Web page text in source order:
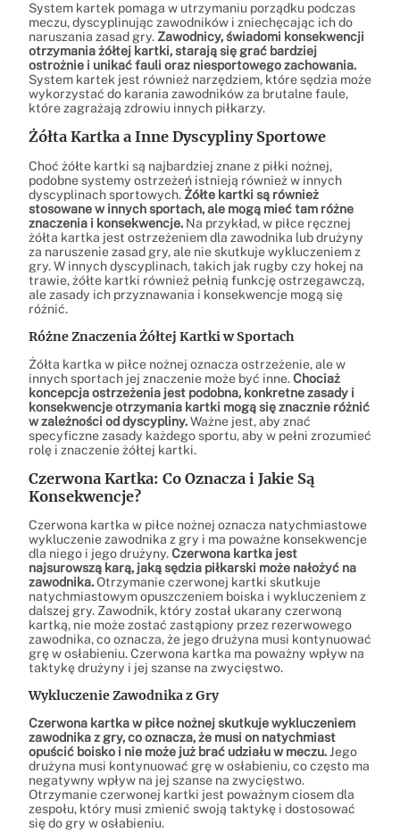
System kartek pomaga w utrzymaniu porządku podczas
meczu, dyscyplinując zawodników i zniechęcając ich do
naruszania zasad gry. Zawodnicy, świadomi konsekwencji
otrzymania żółtej kartki, starają się grać bardziej
ostrożnie i unikać fauli oraz niesportowego zachowania.
System kartek jest również narzędziem, które sędzia może
wykorzystać do karania zawodników za brutalne faule,
które zagrażają zdrowiu innych piłkarzy.
Żółta Kartka a Inne Dyscypliny Sportowe
Choć żółte kartki są najbardziej znane z piłki nożnej,
podobne systemy ostrzeżeń istnieją również w innych
dyscyplinach sportowych. Żółte kartki są również
stosowane w innych sportach, ale mogą mieć tam różne
znaczenia i konsekwencje. Na przykład, w piłce ręcznej
żółta kartka jest ostrzeżeniem dla zawodnika lub drużyny
za naruszenie zasad gry, ale nie skutkuje wykluczeniem z
gry. W innych dyscyplinach, takich jak rugby czy hokej na
trawie, żółte kartki również pełnią funkcję ostrzegawczą,
ale zasady ich przyznawania i konsekwencje mogą się
różnić.
Różne Znaczenia Żółtej Kartki w Sportach
Żółta kartka w piłce nożnej oznacza ostrzeżenie, ale w
innych sportach jej znaczenie może być inne.Chociaż
koncepcja ostrzeżenia jest podobna, konkretne zasady i
konsekwencje otrzymania kartki mogą się znacznie różnić
w zależności od dyscypliny.Ważne jest, aby znać
specyficzne zasady każdego sportu, aby w pełni zrozumieć
rolę i znaczenie żółtej kartki.
Czerwona Kartka: Co Oznacza i Jakie Są
Konsekwencje?
Czerwona kartka w piłce nożnej oznacza natychmiastowe
wykluczenie zawodnika z gry i ma poważne konsekwencje
dla niego i jego drużyny.Czerwona kartka jest
najsurowszą karą, jaką sędzia piłkarski może nałożyć na
zawodnika.Otrzymanie czerwonej kartki skutkuje
natychmiastowym opuszczeniem boiska i wykluczeniem z
dalszej gry. Zawodnik, który został ukarany czerwoną
kartką, nie może zostać zastąpiony przez rezerwowego
zawodnika, co oznacza, że jego drużyna musi kontynuować
grę w osłabieniu. Czerwona kartka ma poważny wpływ na
taktykę drużyny i jej szanse na zwycięstwo.
Wykluczenie Zawodnika z Gry
Czerwona kartka w piłce nożnej skutkuje wykluczeniem
zawodnika z gry, co oznacza, że musi on natychmiast
opuścić boisko i nie może już brać udziału w meczu.Jego
drużyna musi kontynuować grę w osłabieniu, co często ma
negatywny wpływ na jej szanse na zwycięstwo.
Otrzymanie czerwonej kartki jest poważnym ciosem dla
zespołu, który musi zmienić swoją taktykę i dostosować
się do gry w osłabieniu.